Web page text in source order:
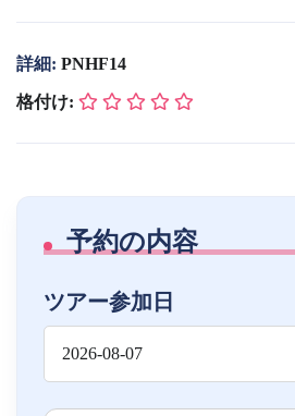
詳細: PNHF14
格付け:
予約の内容
ツアー参加日